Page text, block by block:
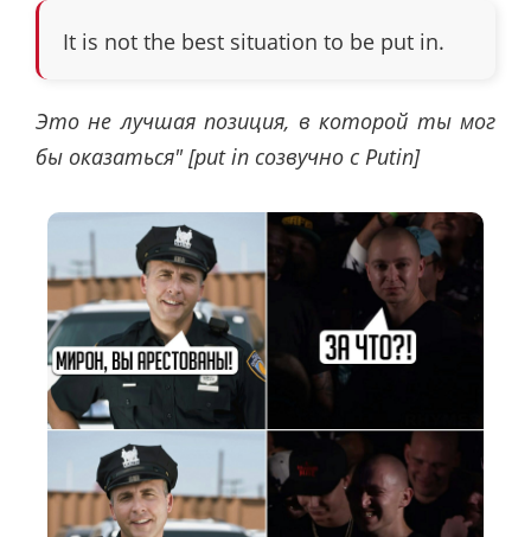
It is not the best situation to be put in.
Это не лучшая позиция, в которой ты мог
бы оказаться" [put in созвучно с Putin]